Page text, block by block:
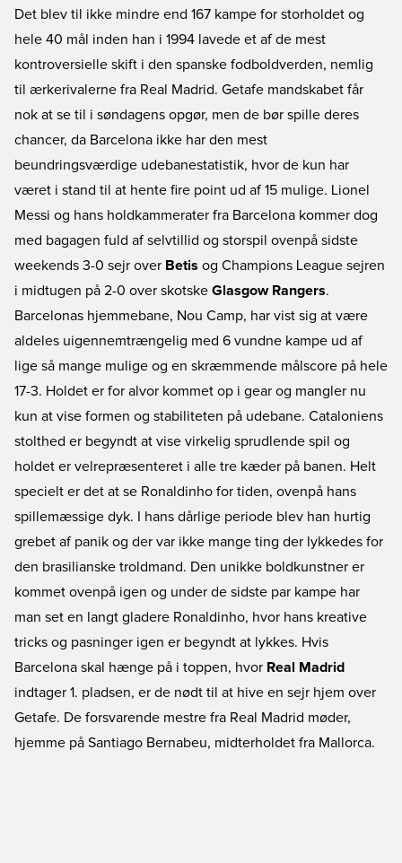
Det blev til ikke mindre end 167 kampe for storholdet og
hele 40 mål inden han i 1994 lavede et af de mest
kontroversielle skift i den spanske fodboldverden, nemlig
til ærkerivalerne fra Real Madrid. Getafe mandskabet får
nok at se til i søndagens opgør, men de bør spille deres
chancer, da Barcelona ikke har den mest
beundringsværdige udebanestatistik, hvor de kun har
været i stand til at hente fire point ud af 15 mulige. Lionel
Messi og hans holdkammerater fra Barcelona kommer dog
med bagagen fuld af selvtillid og storspil ovenpå sidste
weekends 3-0 sejr over Betis og Champions League sejren
i midtugen på 2-0 over skotske Glasgow Rangers.
Barcelonas hjemmebane, Nou Camp, har vist sig at være
aldeles uigennemtrængelig med 6 vundne kampe ud af
lige så mange mulige og en skræmmende målscore på hele
17-3. Holdet er for alvor kommet op i gear og mangler nu
kun at vise formen og stabiliteten på udebane. Cataloniens
stolthed er begyndt at vise virkelig sprudlende spil og
holdet er velrepræsenteret i alle tre kæder på banen. Helt
specielt er det at se Ronaldinho for tiden, ovenpå hans
spillemæssige dyk. I hans dårlige periode blev han hurtig
grebet af panik og der var ikke mange ting der lykkedes for
den brasilianske troldmand. Den unikke boldkunstner er
kommet ovenpå igen og under de sidste par kampe har
man set en langt gladere Ronaldinho, hvor hans kreative
tricks og pasninger igen er begyndt at lykkes. Hvis
Barcelona skal hænge på i toppen, hvor Real Madrid
indtager 1. pladsen, er de nødt til at hive en sejr hjem over
Getafe. De forsvarende mestre fra Real Madrid møder,
hjemme på Santiago Bernabeu, midterholdet fra Mallorca.